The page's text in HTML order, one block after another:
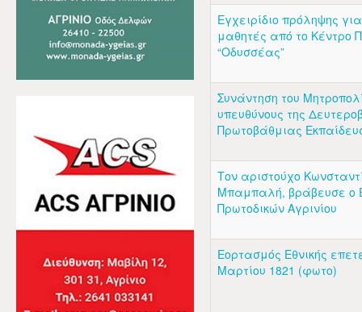
Εγχειρίδιο πρόληψης
μαθητές από το Κέντρο
“Οδυσσέας”
Συνάντηση του
υπευθύνους της
Πρωτοβάθμιας
Τον αριστούχο
Μπαμπαλή, βράβευσε ο
Πρωτοδικών Αγρινίου
Εορτασμός Εθνικής
Μαρτίου 1821 (φωτο)